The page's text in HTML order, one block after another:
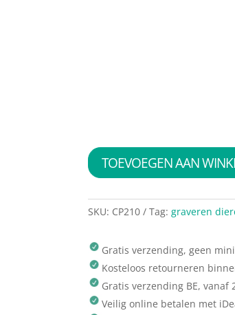
TOEVOEGEN AAN
SKU: CP210 Tag:graveren
Gratis verzending, geen
Kosteloos retourneren
Gratis verzending BE, vanaf
Veilig online betalen met